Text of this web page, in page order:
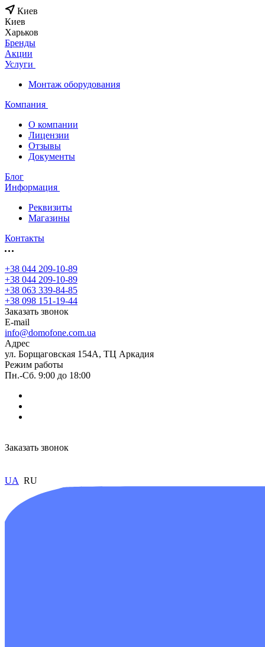
Киев
Киев
Харьков
Бренды
Акции
Услуги
Монтаж оборудования
Компания
О компании
Лицензии
Отзывы
Документы
Блог
Информация
Реквизиты
Магазины
Контакты
+38 044 209-10-89
+38 044 209-10-89
+38 063 339-84-85
+38 098 151-19-44
Заказать звонок
E-mail
info@domofone.com.ua
Адрес
ул. Борщаговская 154А, ТЦ Аркадия
Режим работы
Пн.-Сб. 9:00 до 18:00
Заказать звонок
UA RU